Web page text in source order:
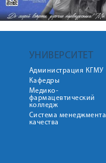
УНИВЕРСИТЕТ
Администрация КГМУ
Кафедры
Медико-
фармацевтический
колледж
Система менеджмента
качества